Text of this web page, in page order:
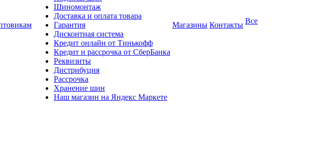
Шиномонтаж
Доставка и оплата товара
Гарантия
Дисконтная система
Кредит онлайн от Тинькофф
Кредит и рассрочка от СберБанка
Реквизиты
Дистрибуция
Рассрочка
Хранение шин
Наш магазин на Яндекс Маркете
Магазины Контакты Все